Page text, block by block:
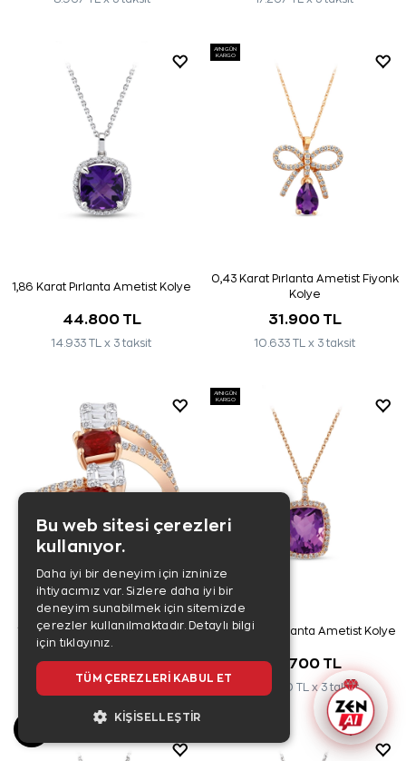
1,86 Karat Pırlanta Ametist Kolye
44.800 TL
14.933 TL x 3 taksit
AYNI GÜN
KARGO
0,43 Karat Pırlanta Ametist Fiyonk
Kolye
31.900 TL
10.633 TL x 3 taksit
1,48 Karat Pırlanta Yakut Yüzük
134.400 TL
AYNI GÜN
KARGO
2,50 Karat Pırlanta Ametist Kolye
74.700 TL
24.900 TL x 3 taksit
Bu web sitesi çerezleri
kullanıyor.
Daha iyi bir deneyim için izninize
ihtiyacımız var. Sizlere daha iyi bir
deneyim sunabilmek için sitemizde
çerezler kullanılmaktadır. Detaylı bilgi
için tıklayınız.
TÜM ÇEREZLERI KABUL ET
KIŞISELLEŞTIR